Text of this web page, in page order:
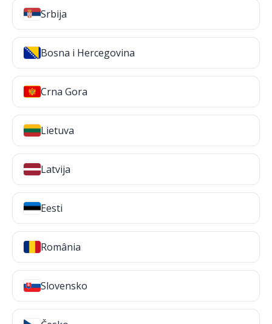
Srbija
Bosna i Hercegovina
Crna Gora
Lietuva
Latvija
Eesti
România
Slovensko